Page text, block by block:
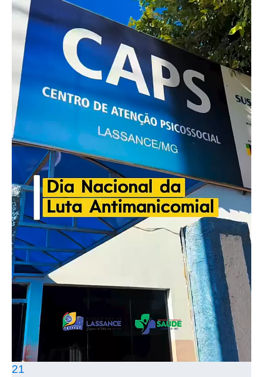
21